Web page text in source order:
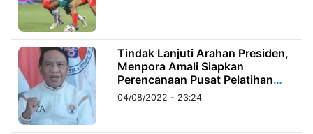
PT.
Media
Holding
Tindak Lanjuti Arahan Presiden,
Menpora Amali Siapkan
Perencanaan Pusat Pelatihan
Sepak Bola di IKN
04/08/2022 - 23:24